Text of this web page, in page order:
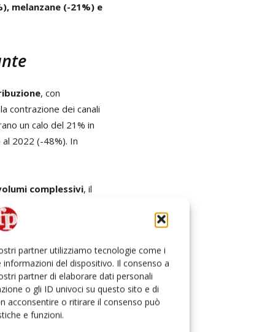
partner utilizziamo tecnologie come i
del dispositivo. Il consenso a
partner di elaborare dati personali
o gli ID univoci su questo sito e di
acconsentire o ritirare il consenso può
e funzioni.
melanzane (-21%) e
, con
contrazione dei canali
un calo del 21% in
2022 (-48%). In
complessivi, il
praticità e servizio
di tenuta in un
in volume e
raggiunge l’11%